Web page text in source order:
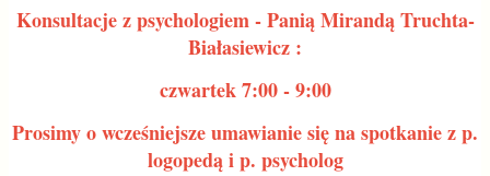
Konsultacje z psychologiem - Panią Mirandą Truchta-
Białasiewicz :
czwartek 7:00 - 9:00
Prosimy o wcześniejsze umawianie się na spotkanie z p.
logopedą i p. psycholog